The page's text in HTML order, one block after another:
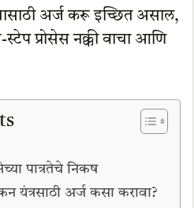
अर्ज करू इच्छित असाल,
प्रोसेस नक्की वाचा आणि
पात्रतेचे निकष
यंत्रसाठी अर्ज कसा करावा?